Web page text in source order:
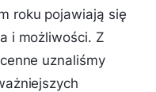
roku pojawiają się
i możliwości. Z
uznaliśmy